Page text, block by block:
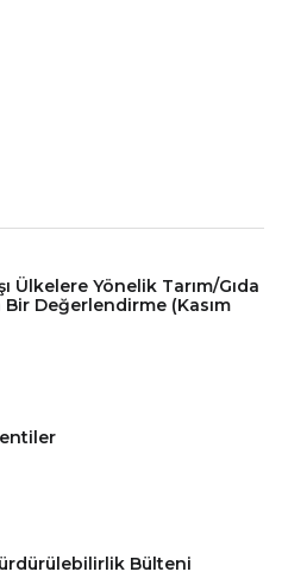
Ülkelere Yönelik Tarım/Gıda
Değerlendirme (Kasım
Bülteni